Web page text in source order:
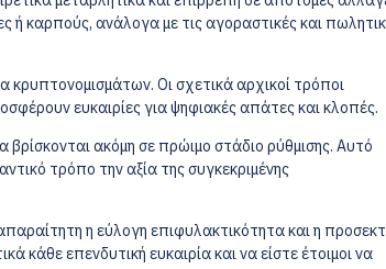
ή καρπούς, ανάλογα με τις αγοραστικές και
κρυπτονομισμάτων. Οι σχετικά αρχικοί τρόποι
ευκαιρίες για ψηφιακές απάτες και κλοπές.
ακόμη σε πρώιμο στάδιο ρύθμισης. Αυτό
τρόπο την αξία της συγκεκριμένης
η εύλογη επιφυλακτικότητα και η
κάθε επενδυτική ευκαιρία και να είστε έτοιμοι να